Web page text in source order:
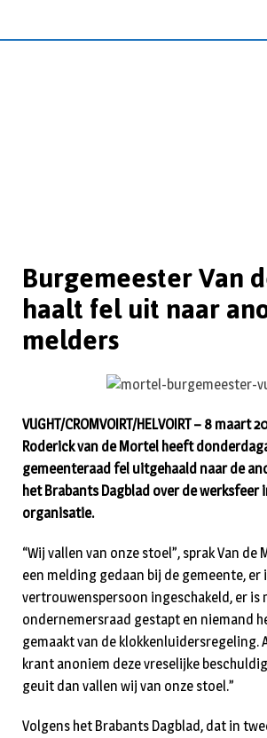
Burgemeester Van
haalt fel uit naar
melders
VUGHT/CROMVOIRT/HELVOIRT – 8 maart
Roderick van de Mortel heeft
gemeenteraad fel uitgehaald naar de
het Brabants Dagblad over de werksfeer
organisatie.
“Wij vallen van onze stoel”, sprak Van de
een melding gedaan bij de gemeente, er
vertrouwenspersoon ingeschakeld, er is
ondernemersraad gestapt en niemand
gemaakt van de klokkenluidersregeling.
krant anoniem deze vreselijke
geuit dan vallen wij van onze stoel.”
Volgens het Brabants Dagblad, dat in